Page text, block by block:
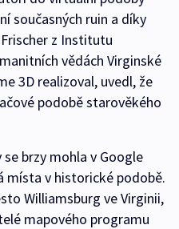
současných ruin a díky
z Institutu
vědách Virginské
3D realizoval, uvedl, že
podobě starověkého
brzy mohla v Google
místa v historické podobě.
Williamsburg ve Virginii,
mapového programu